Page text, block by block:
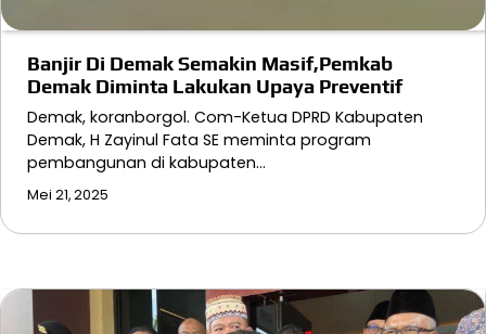
Banjir Di Demak Semakin Masif,Pemkab
Demak Diminta Lakukan Upaya Preventif
Demak, koranborgol. Com-Ketua DPRD Kabupaten
Demak, H Zayinul Fata SE meminta program
pembangunan di kabupaten…
Mei 21, 2025